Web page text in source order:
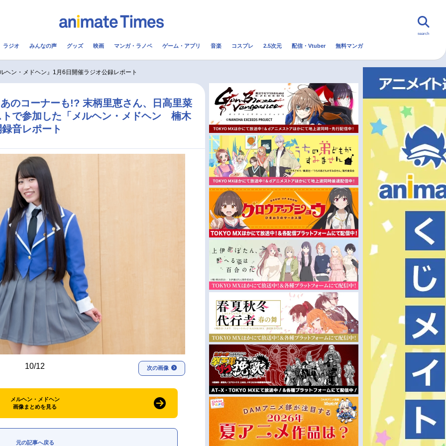
コスプレ 2.5次元 配信・Vtuber トレンド 無料マンガ
アニメ映画一覧 今期アニメ曜日別一覧 秋アニメ
冬アニメ
search
ラジオ みんなの声 グッズ 映画 マンガ・ラノベ ゲーム・アプリ 音楽 コスプレ 2.5次元 配信・Vtuber 無料マンガ
ヘン・メドヘン』1月6日開催ラジオ公録レポート
のコーナーも!? 末柄里恵さん、日高里菜
で参加した「メルヘン・メドヘン 楠木
音レポート
10/12 次の画像
メルヘン・メドヘン
画像まとめを見る
元の記事へ戻る